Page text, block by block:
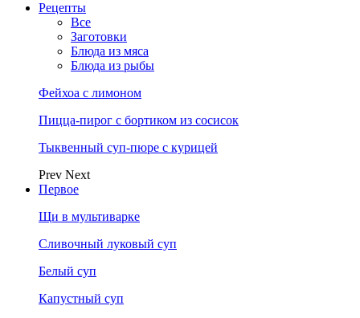
Рецепты
Все
Заготовки
Блюда из мяса
Блюда из рыбы
Фейхоа с лимоном
Пицца-пирог с бортиком из сосисок
Тыквенный суп-пюре с курицей
Prev Next
Первое
Щи в мультиварке
Сливочный луковый суп
Белый суп
Капустный суп